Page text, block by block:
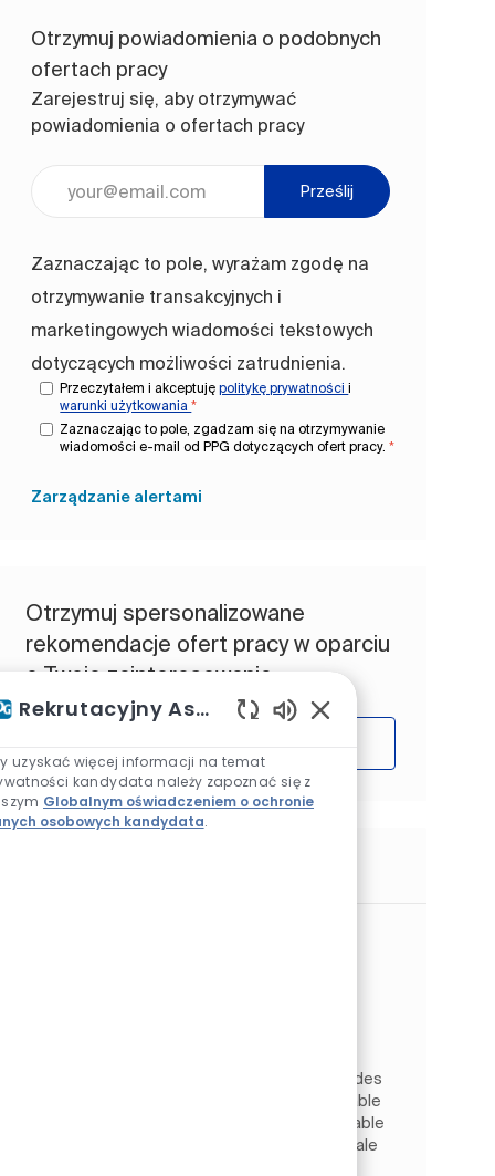
Otrzymuj powiadomienia o podobnych
ofertach pracy
Zarejestruj się, aby otrzymywać
powiadomienia o ofertach pracy
Zaznaczając to pole, wyrażam zgodę na
otrzymywanie transakcyjnych i
marketingowych wiadomości tekstowych
dotyczących możliwości zatrudnienia.
Przeczytałem i akceptujępolitykę prywatnościi
warunki użytkowania*
Zaznaczając to pole, zgadzam się na otrzymywanie
wiadomości e-mail od PPG dotyczących ofert pracy. *
Prześlij
Zarządzanie alertami
Otrzymuj spersonalizowane
rekomendacje ofert pracy w oparciu
o Twoje zainteresowania.
Sous la hiérarchie du Responsable Régional des
ventes et en collaboration avec le Responsable
du développement commercial, le Responsable
Technico-Commercial a pour mission principale
Rekrutacyjny Asystent AI
uzyskać więcej informacji na temat
kandydata należy zapoznać się z
Globalnym oświadczeniem o ochronie
osobowych kandydata.